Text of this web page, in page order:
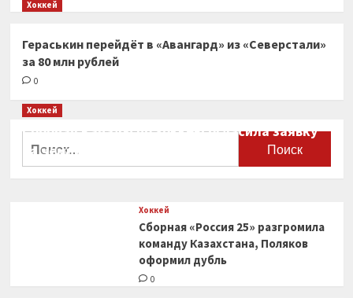
Хоккей
Гераськин перейдёт в «Авангард» из «Северстали»
за 80 млн рублей
0
Хоккей
Сборная Канады по хоккею огласила заявку
на чемпионат мира
Хоккей
Сборная «Россия 25» разгромила
команду Казахстана, Поляков
оформил дубль
0